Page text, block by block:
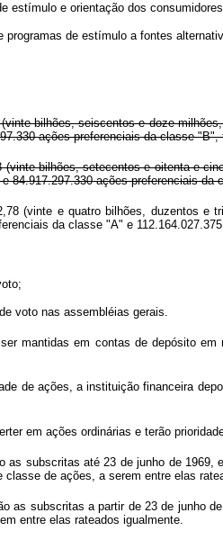
e orientação dos
de estímulo a fontes
bilhões, seiscentos e doze
ações preferenciais da classe
bilhões, setecentos e oitenta e
84.917.297.330 ações preferenciais
(vinte e quatro bilhões, duzentos e
da classe "A" e
nas assembléias gerais.
mantidas em contas de depósito
de ações, a instituição financeira
em ações ordinárias e terão
subscritas até 23 de junho de 1969,
de ações, a serem entre elas
subscritas a partir de 23 de junho
entre elas rateados igualmente.